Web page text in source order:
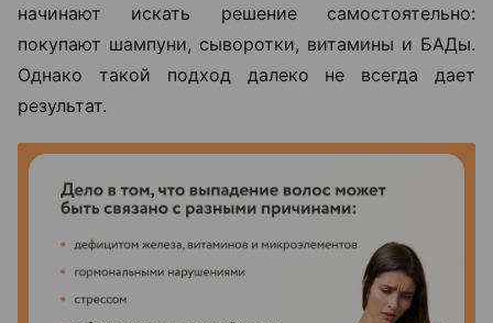
начинают искать решение самостоятельно:
покупают шампуни, сыворотки, витамины и БАДы.
Однако такой подход далеко не всегда дает
результат.